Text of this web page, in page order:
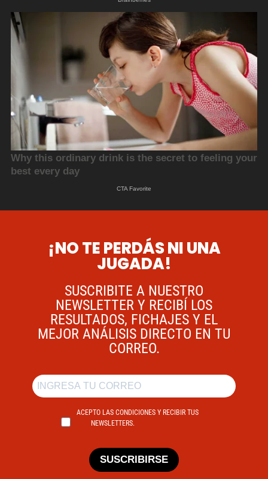
¡NO TE PERDÁS NI UNA
JUGADA!
SUSCRIBITE A NUESTRO
NEWSLETTER Y RECIBÍ LOS
RESULTADOS, FICHAJES Y EL
MEJOR ANÁLISIS DIRECTO EN TU
CORREO.
ACEPTO LAS CONDICIONES Y RECIBIR TUS
NEWSLETTERS.
SUSCRIBIRSE